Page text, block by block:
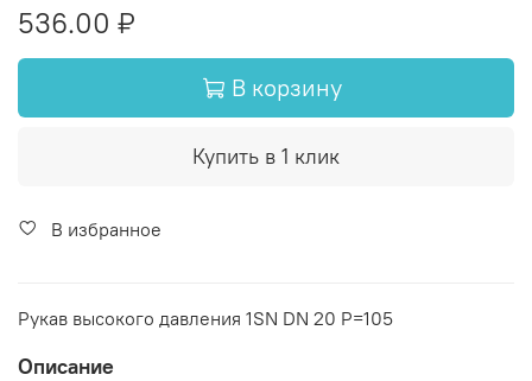
536.00 ₽
В корзину
Купить в 1 клик
В избранное
Рукав высокого давления 1SN DN 20 P=105
Описание